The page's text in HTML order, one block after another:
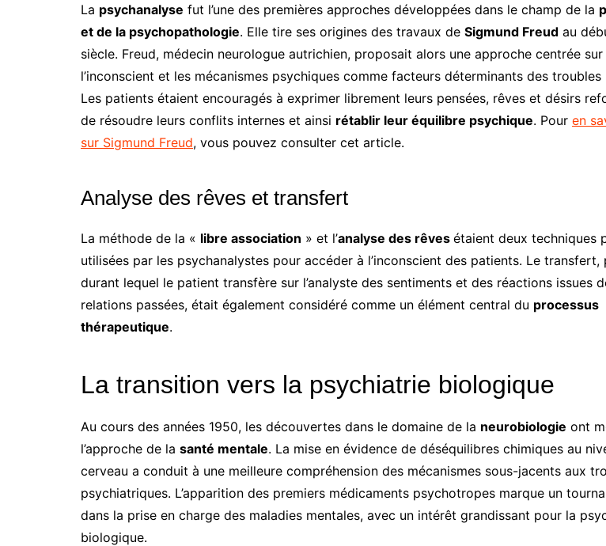
La psychanalyse fut l’une des premières approches développées dans le champ de la
et de la psychopathologie. Elle tire ses origines des travaux de Sigmund Freud au
siècle. Freud, médecin neurologue autrichien, proposait alors une approche centrée sur
l’inconscient et les mécanismes psychiques comme facteurs déterminants des troubles
Les patients étaient encouragés à exprimer librement leurs pensées, rêves et désirs
de résoudre leurs conflits internes et ainsi rétablir leur équilibre psychique. Pour en
sur Sigmund Freud, vous pouvez consulter cet article.
Analyse des rêves et transfert
La méthode de la « libre association » et l’analyse des rêves étaient deux techniques
utilisées par les psychanalystes pour accéder à l’inconscient des patients. Le transfert,
durant lequel le patient transfère sur l’analyste des sentiments et des réactions issues
relations passées, était également considéré comme un élément central du processus
thérapeutique.
La transition vers la psychiatrie biologique
Au cours des années 1950, les découvertes dans le domaine de la neurobiologie ont
l’approche de la santé mentale. La mise en évidence de déséquilibres chimiques au
cerveau a conduit à une meilleure compréhension des mécanismes sous-jacents aux
psychiatriques. L’apparition des premiers médicaments psychotropes marque un
dans la prise en charge des maladies mentales, avec un intérêt grandissant pour la
biologique.